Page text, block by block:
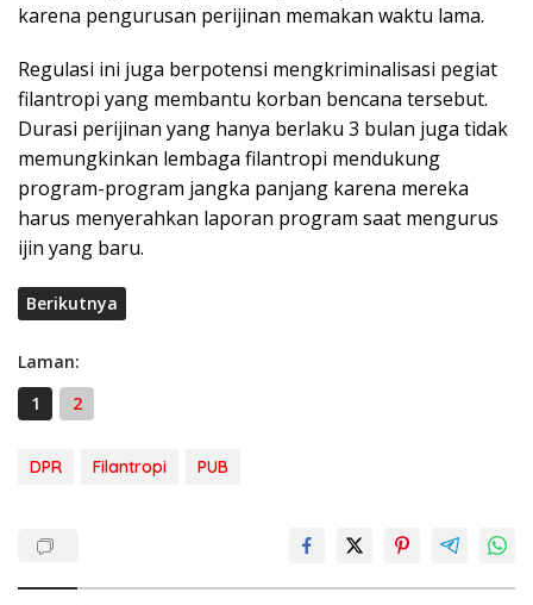
karena pengurusan perijinan memakan waktu lama.
Regulasi ini juga berpotensi mengkriminalisasi pegiat
filantropi yang membantu korban bencana tersebut.
Durasi perijinan yang hanya berlaku 3 bulan juga tidak
memungkinkan lembaga filantropi mendukung
program-program jangka panjang karena mereka
harus menyerahkan laporan program saat mengurus
ijin yang baru.
Berikutnya
Laman:
1
2
DPR Filantropi PUB